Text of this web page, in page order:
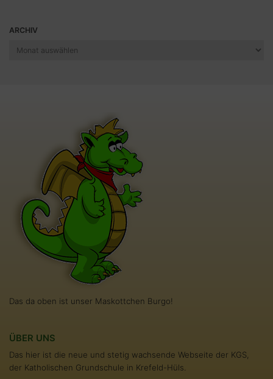
ARCHIV
Archiv
Das da oben ist unser Maskottchen Burgo!
ÜBER UNS
Das hier ist die neue und stetig wachsende Webseite der KGS,
der Katholischen Grundschule in Krefeld-Hüls.